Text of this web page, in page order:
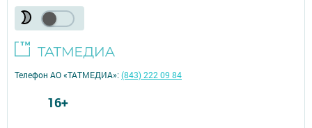
Телефон АО «ТАТМЕДИА»:(843) 222 09 84
16+